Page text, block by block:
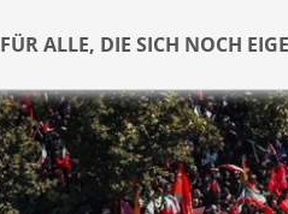
FÜR ALLE, DIE SICH NOCH